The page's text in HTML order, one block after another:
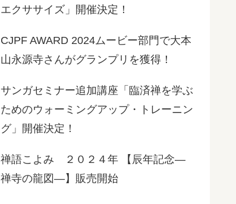
エクササイズ」開催決定！
CJPF AWARD 2024ムービー部門で大本
山永源寺さんがグランプリを獲得！
サンガセミナー追加講座「臨済禅を学ぶ
ためのウォーミングアップ・トレーニン
グ」開催決定！
禅語こよみ ２０２４年 【辰年記念―
禅寺の龍図―】販売開始